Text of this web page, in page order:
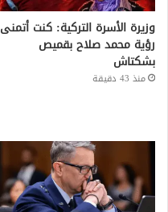
وزيرة الأسرة التركية: كنت أتمنى
رؤية محمد صلاح بقميص
بشكتاش
منذ 43 دقيقة